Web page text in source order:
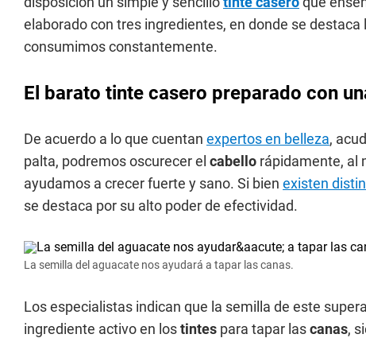
elaborado con tres ingredientes, en donde se
consumimos constantemente.
El barato tinte casero preparado con
De acuerdo a lo que cuentan expertos en belleza,
palta, podremos oscurecer el cabello rápidamente, al
ayudamos a crecer fuerte y sano. Si bien existen
se destaca por su alto poder de efectividad.
La semilla del aguacate nos ayudará a tapar las canas.
Los especialistas indican que la semilla de este
ingrediente activo en lostintes para tapar lascanas,